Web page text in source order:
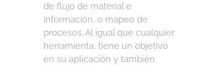
de flujo de material e
información, o mapeo de
procesos. Al igual que cualquier
herramienta, tiene un objetivo
en su aplicación y también